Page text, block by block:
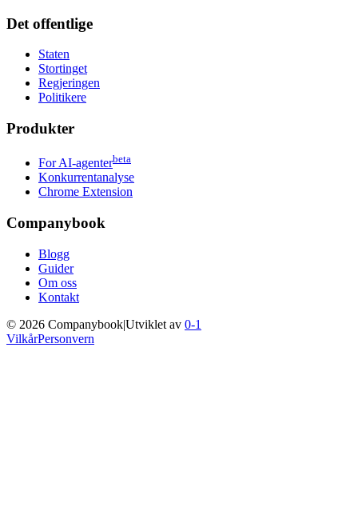
Det offentlige
Staten
Stortinget
Regjeringen
Politikere
Produkter
For AI-agenterbeta
Konkurrentanalyse
Chrome Extension
Companybook
Blogg
Guider
Om oss
Kontakt
© 2026 Companybook|Utviklet av 0-1
VilkårPersonvern